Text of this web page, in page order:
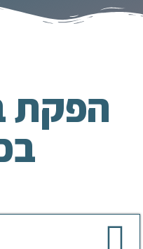
הפקת